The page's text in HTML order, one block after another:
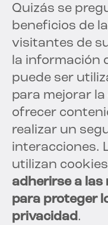
Quizás se
beneficios de
visitantes de
la información
puede ser
para mejorar
ofrecer
realizar un
interacciones.
utilizan
adherirse a
para proteger
privacidad.